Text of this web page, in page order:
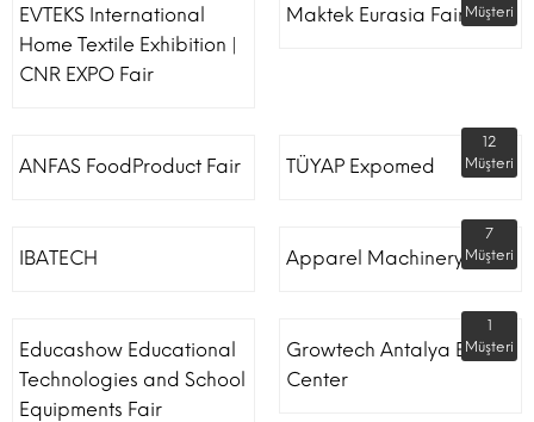
EVTEKS International
Home Textile Exhibition |
CNR EXPO Fair
Maktek Eurasia Fair Müşteri
ANFAS FoodProduct Fair TÜYAP Expomed
12
Müşteri
IBATECH Apparel Machinery Fair
7
Müşteri
Educashow Educational
Technologies and School
Equipments Fair
Growtech Antalya Expo
Center
1
Müşteri